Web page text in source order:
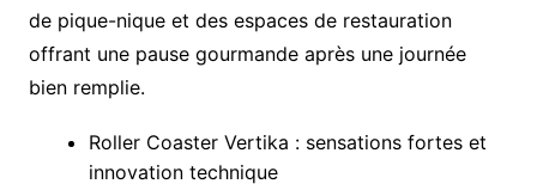
de pique-nique et des espaces de restauration
offrant une pause gourmande après une journée
bien remplie.
Roller Coaster Vertika : sensations fortes et
innovation technique